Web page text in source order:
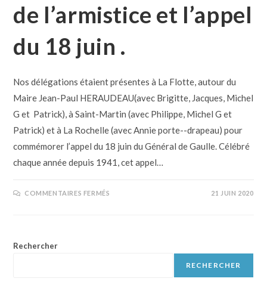
de l’armistice et l’appel
du 18 juin .
Nos délégations étaient présentes à La Flotte, autour du
Maire Jean-Paul HERAUDEAU(avec Brigitte, Jacques, Michel
G et Patrick), à Saint-Martin (avec Philippe, Michel G et
Patrick) et à La Rochelle (avec Annie porte--drapeau) pour
commémorer l’appel du 18 juin du Général de Gaulle. Célébré
chaque année depuis 1941, cet appel…
COMMENTAIRES FERMÉS 21 JUIN 2020
Rechercher
RECHERCHER